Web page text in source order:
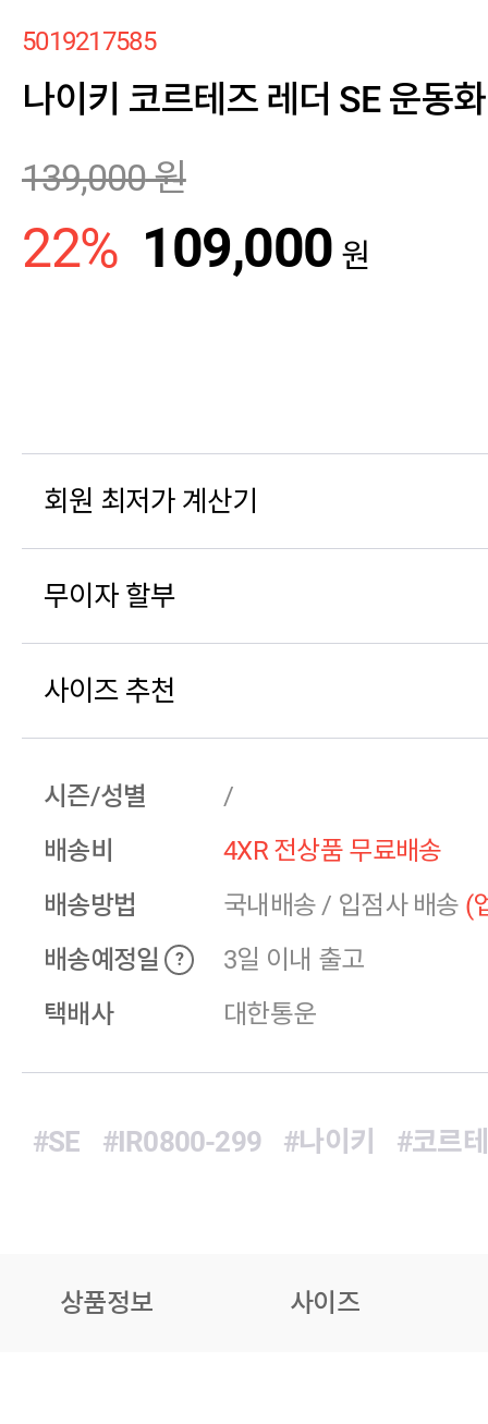
5019217585
나이키 코르테즈 레더 SE 운동
139,000원
22% 109,000 원
회원 최저가 계산기
무이자 할부
사이즈 추천
시즌/성별
/
배송비
4XR 전상품 무료배송
배송방법
국내배송 / 입점사 배송 (
배송예정일
?
3일 이내 출고
택배사
대한통운
#SE #IR0800-299 #나이키 #코르
상품정보 사이즈